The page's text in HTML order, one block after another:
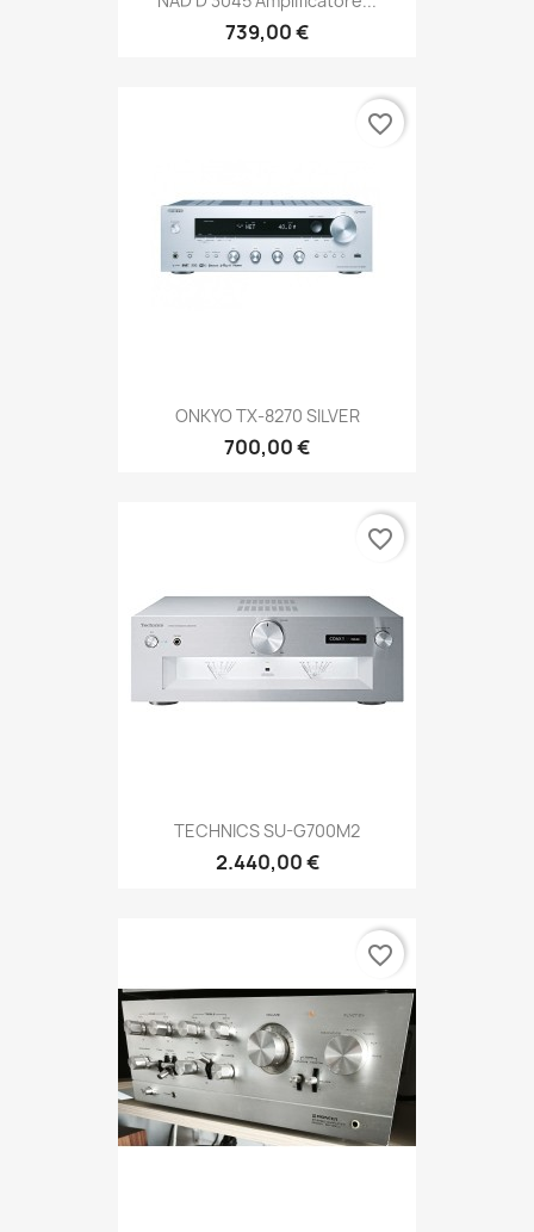
739,00 €
ONKYO TX-8270 SILVER
700,00 €
favorite_border
TECHNICS SU-G700M2
2.440,00 €
favorite_border
favorite_border